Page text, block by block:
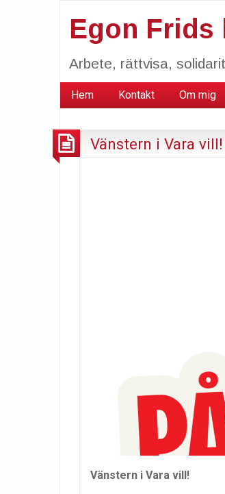
Egon Frids
Arbete, rättvisa,
Hem Kontakt Om mig
Vänstern i Vara vill!
Vänstern i Vara vill!